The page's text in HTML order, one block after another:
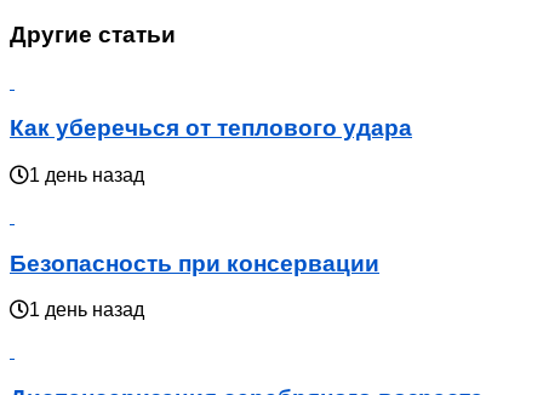
Другие статьи
Как уберечься от теплового удара
1 день назад
Безопасность при консервации
1 день назад